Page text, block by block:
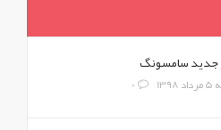
جدید سامسونگ
0